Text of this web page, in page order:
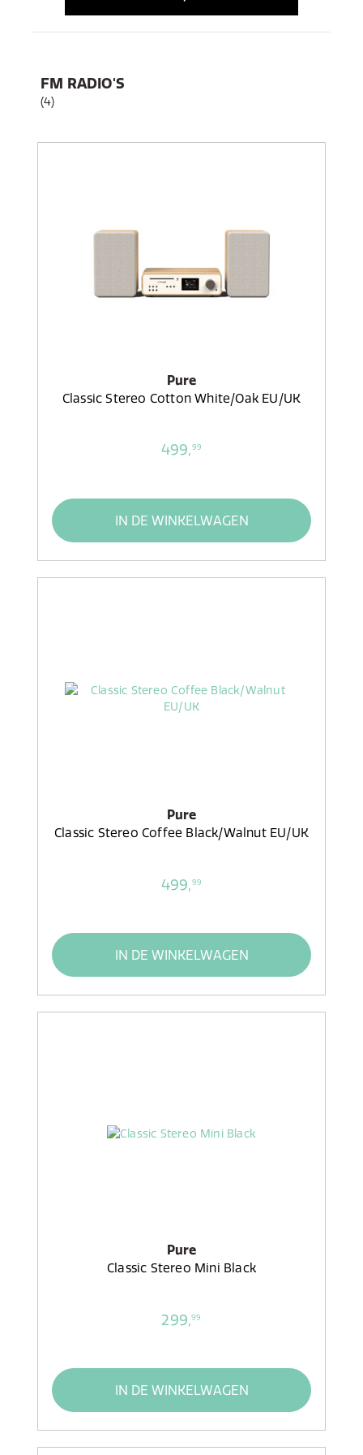
FM RADIO'S
(4)
Pure
Classic Stereo Cotton White/Oak EU/UK
499,99
IN DE WINKELWAGEN
Pure
Classic Stereo Coffee Black/Walnut EU/UK
499,99
IN DE WINKELWAGEN
Pure
Classic Stereo Mini Black
299,99
IN DE WINKELWAGEN